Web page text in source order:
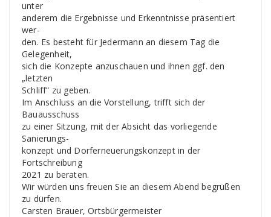
unter
anderem die Ergebnisse und Erkenntnisse präsentiert
wer-
den. Es besteht für Jedermann an diesem Tag die
Gelegenheit,
sich die Konzepte anzuschauen und ihnen ggf. den
„letzten
Schliff“ zu geben.
Im Anschluss an die Vorstellung, trifft sich der
Bauausschuss
zu einer Sitzung, mit der Absicht das vorliegende
Sanierungs-
konzept und Dorferneuerungskonzept in der
Fortschreibung
2021 zu beraten.
Wir würden uns freuen Sie an diesem Abend begrüßen
zu dürfen.
Carsten Brauer, Ortsbürgermeister